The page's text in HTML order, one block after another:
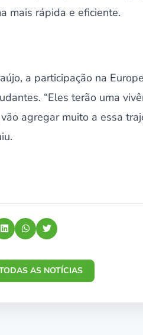
mais rápida e eficiente.
a participação na
“Eles terão uma
agregar muito a essa
AS NOTÍCIAS